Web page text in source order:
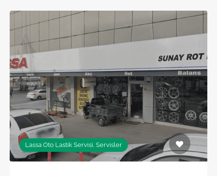
Lassa Oto Lastik Servisi, Servisler